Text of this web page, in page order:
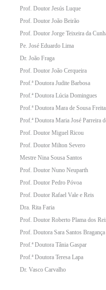
Prof. Doutor Jesús Luque
Prof. Doutor João Beirão
Prof. Doutor Jorge Teixeira da
Pe. José Eduardo Lima
Dr. João Fraga
Prof. Doutor João Cerqueira
Prof.ª Doutora Judite Barbosa
Prof.ª Doutora Lúcia Domingues
Prof.ª Doutora Mara de Sousa
Prof.ª Doutora Maria José Parreira
Prof. Doutor Miguel Ricou
Prof. Doutor Milton Severo
Mestre Nina Sousa Santos
Prof. Doutor Nuno Neuparth
Prof. Doutor Pedro Póvoa
Prof. Doutor Rafael Vale e Reis
Dra. Rita Faria
Prof. Doutor Roberto Plama dos
Prof. Doutora Sara Santos
Prof.ª Doutora Tânia Gaspar
Prof.ª Doutora Teresa Lapa
Dr. Vasco Carvalho